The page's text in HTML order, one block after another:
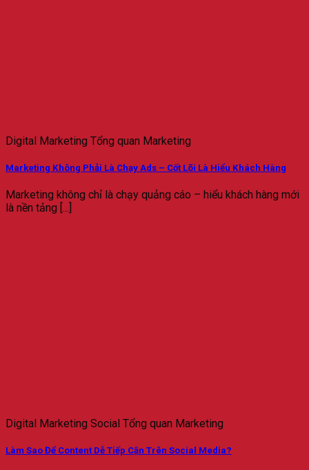
Digital Marketing Tổng quan Marketing
Marketing Không Phải Là Chạy Ads – Cốt Lõi Là Hiểu Khách Hàng
Marketing không chỉ là chạy quảng cáo – hiểu khách hàng mới
là nền tảng [...]
Digital Marketing Social Tổng quan Marketing
Làm Sao Để Content Dễ Tiếp Cận Trên Social Media?